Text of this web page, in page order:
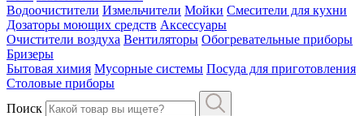
Водоочистители Измельчители Мойки Смесители для кухни
Дозаторы моющих средств Аксессуары
Очистители воздуха Вентиляторы Обогревательные приборы
Бризеры
Бытовая химия Мусорные системы Посуда для приготовления
Столовые приборы
Поиск